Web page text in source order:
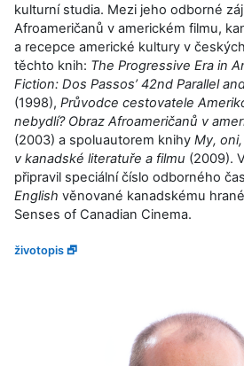
kulturní studia. Mezi jeho odborné
Afroameričanů v americkém filmu,
a recepce americké kultury v
těchto knih: The Progressive Era in
Fiction: Dos Passos’ 42nd Parallel
(1998), Průvodce cestovatele
nebydlí? Obraz Afroameričanů v
(2003) a spoluautorem knihy My,
v kanadské literatuře a filmu (2009).
připravil speciální číslo odborného
English věnované kanadskému
Senses of Canadian Cinema.
životopis 🗗